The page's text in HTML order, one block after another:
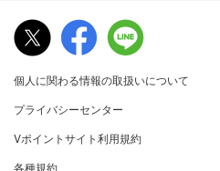
個人に関わる情報の取扱いについて
プライバシーセンター
Vポイントサイト利用規約
各種規約